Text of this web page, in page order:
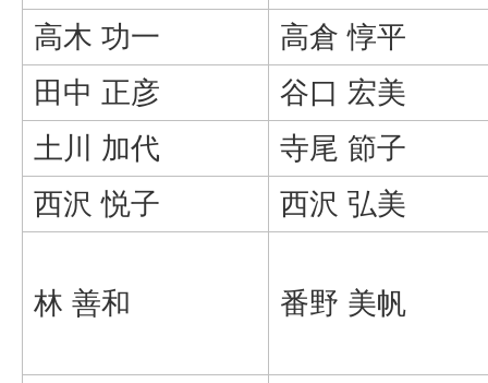
高木 功一
高倉 惇平
田中 正彦
谷口 宏美
土川 加代
寺尾 節子
西沢 悦子
西沢 弘美
林 善和 番野 美帆